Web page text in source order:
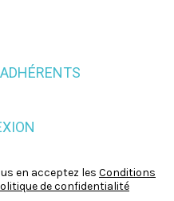
en acceptez les Conditions
de confidentialité